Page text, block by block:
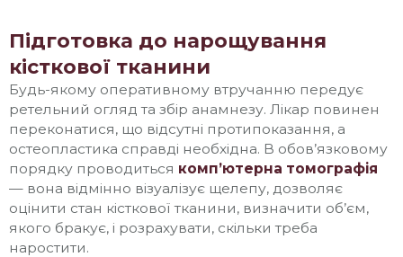
Підготовка до нарощування
кісткової тканини
Будь-якому оперативному втручанню передує
ретельний огляд та збір анамнезу. Лікар повинен
переконатися, що відсутні протипоказання, а
остеопластика справді необхідна. В обов’язковому
порядку проводиться комп’ютерна томографія
— вона відмінно візуалізує щелепу, дозволяє
оцінити стан кісткової тканини, визначити об’єм,
якого бракує, і розрахувати, скільки треба
наростити.